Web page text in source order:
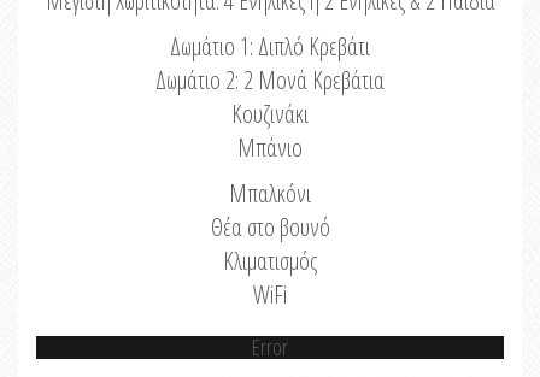
Δωμάτιο 1: Διπλό Κρεβάτι
Δωμάτιο 2: 2 Μονά Κρεβάτια
Κουζινάκι
Μπάνιο
Μπαλκόνι
Θέα στο βουνό
Κλιματισμός
WiFi
Error